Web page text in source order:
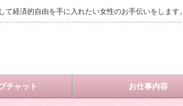
経済的自由を手に入れたい女性のお手伝いをします。
チャット お仕事内容